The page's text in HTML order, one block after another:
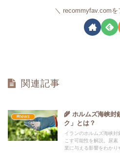
recommyfav.comを
関連記事
#news
🌾 ホルムズ海峡封
ク」とは？
イランのホルムズ海峡
こす可能性を解説。尿
業に与える影響をわかり